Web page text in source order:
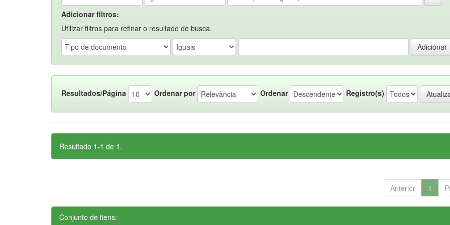
Adicionar filtros:
Utilizar filtros para refinar o resultado de busca.
Resultados/Página Ordenar por Ordenar Registro(s)
Resultado 1-1 de 1.
Anterior 1
Conjunto de itens: